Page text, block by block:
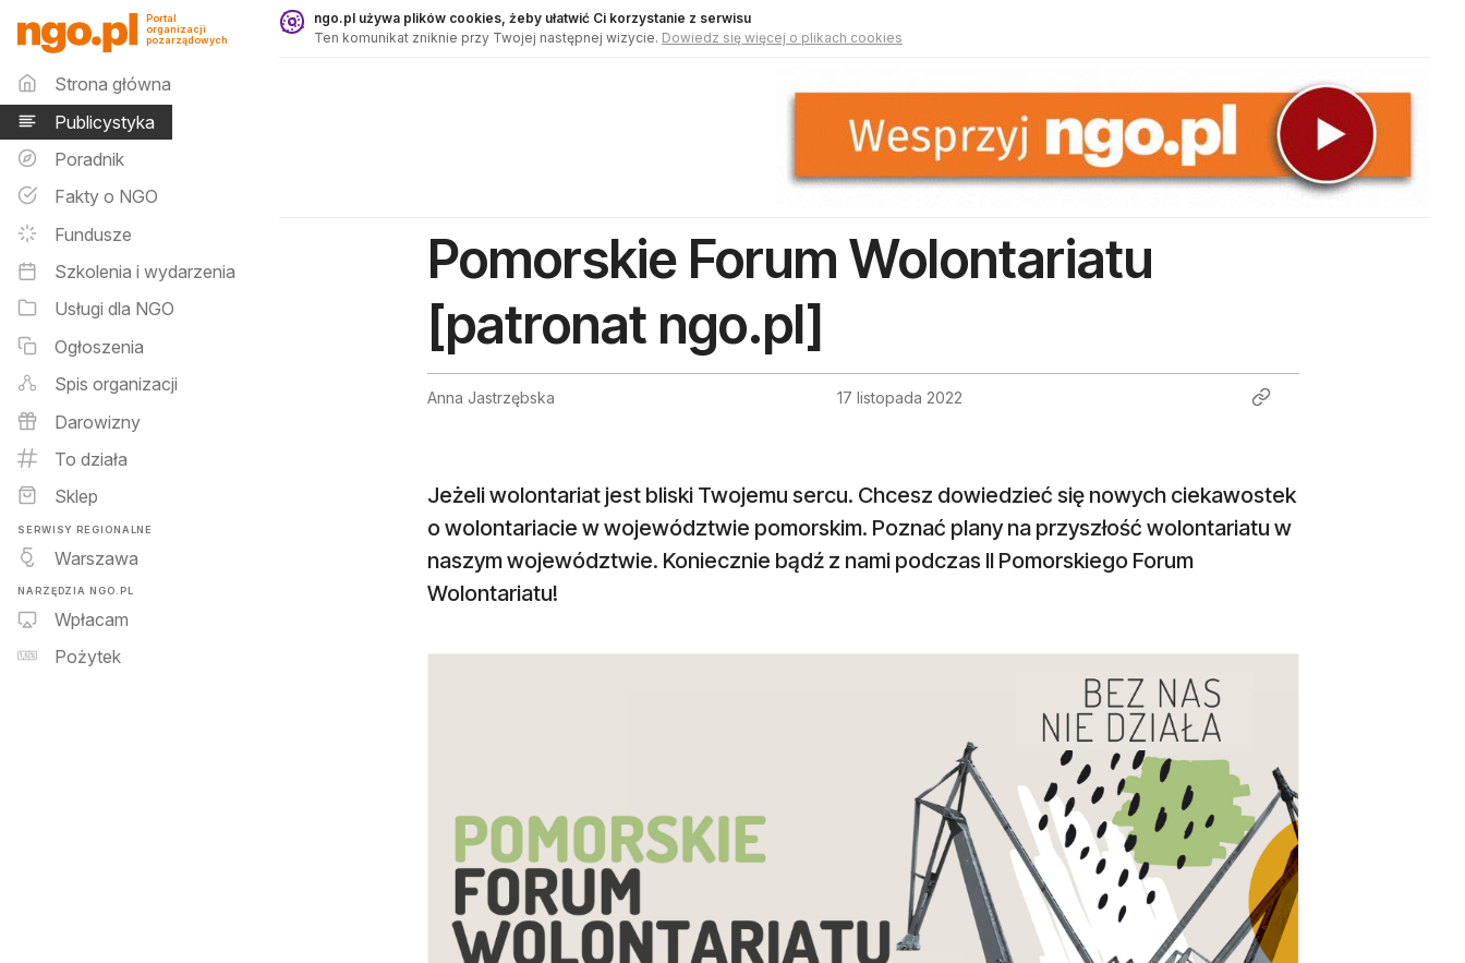
Publicystyka - ngo.pl
Portal
organizacji
pozarządowych
Menu główne
Strona główna
Publicystyka
Poradnik
Fakty o NGO
Fundusze
Szkolenia i wydarzenia
Usługi dla NGO
Ogłoszenia
Spis organizacji
Darowizny
To działa
Sklep
SERWISY REGIONALNE
Warszawa
NARZĘDZIA NGO.PL
Wpłacam
Pożytek
ngo.pl używa plików cookies, żeby ułatwić Ci korzystanie z serwisu
Ten komunikat zniknie przy Twojej następnej wizycie. Dowiedz się więcej o plikach cookies
Pomorskie Forum Wolontariatu
[patronat ngo.pl]
Anna Jastrzębska 17 listopada 2022
Jeżeli wolontariat jest bliski Twojemu sercu. Chcesz dowiedzieć się nowych ciekawostek
o wolontariacie w województwie pomorskim. Poznać plany na przyszłość wolontariatu w
naszym województwie. Koniecznie bądź z nami podczas II Pomorskiego Forum
Wolontariatu!